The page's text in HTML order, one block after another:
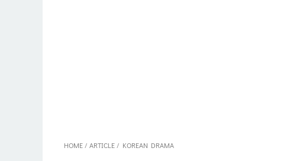
HOME / ARTICLE / KOREAN DRAMA